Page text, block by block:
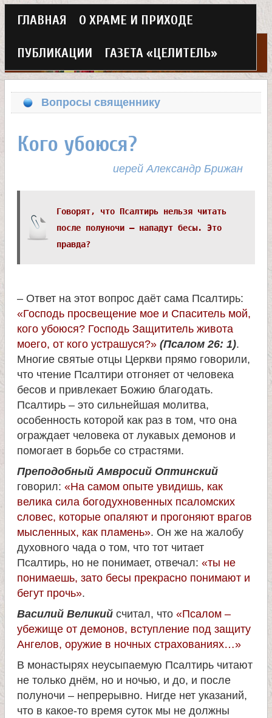
Перейти
к
основному
содержанию
Х
р
м
и
к
о
м
у
ч
н
и
к
а
и
ц
Г
л
а
в
н
о
м
ю
ГЛАВНАЯ О ХРАМЕ И ПРИХОДЕ
ПУБЛИКАЦИИ ГАЗЕТА «ЦЕЛИТЕЛЬ»
Вопросы священнику
Кого убоюся?
иерей Александр Брижан
Говорят, что Псалтирь нельзя читать
после полуночи – нападут бесы. Это
правда?
– Ответ на этот вопрос даёт сама Псалтирь:
«Господь просвещение мое и Спаситель мой,
кого убоюся? Господь Защититель живота
моего, от кого устрашуся?» (Псалом 26: 1).
Многие святые отцы Церкви прямо говорили,
что чтение Псалтири отгоняет от человека
бесов и привлекает Божию благодать.
Псалтирь – это сильнейшая молитва,
особенность которой как раз в том, что она
ограждает человека от лукавых демонов и
помогает в борьбе со страстями.
Преподобный Амвросий Оптинский
говорил: «На самом опыте увидишь, как
велика сила богодухновенных псаломских
словес, которые опаляют и прогоняют врагов
мысленных, как пламень». Он же на жалобу
духовного чада о том, что тот читает
Псалтирь, но не понимает, отвечал: «ты не
понимаешь, зато бесы прекрасно понимают и
бегут прочь».
Василий Великий считал, что «Псалом –
убежище от демонов, вступление под защиту
Ангелов, оружие в ночных страхованиях…»
В монастырях неусыпаемую Псалтирь читают
не только днём, но и ночью, и до, и после
полуночи – непрерывно. Нигде нет указаний,
что в какое-то время суток мы не должны